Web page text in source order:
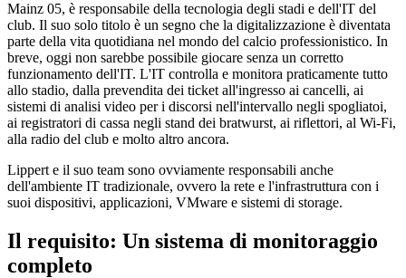
Mainz 05, è responsabile della tecnologia degli stadi e dell'IT del
club. Il suo solo titolo è un segno che la digitalizzazione è diventata
parte della vita quotidiana nel mondo del calcio professionistico. In
breve, oggi non sarebbe possibile giocare senza un corretto
funzionamento dell'IT. L'IT controlla e monitora praticamente tutto
allo stadio, dalla prevendita dei ticket all'ingresso ai cancelli, ai
sistemi di analisi video per i discorsi nell'intervallo negli spogliatoi,
ai registratori di cassa negli stand dei bratwurst, ai riflettori, al Wi-Fi,
alla radio del club e molto altro ancora.
Lippert e il suo team sono ovviamente responsabili anche
dell'ambiente IT tradizionale, ovvero la rete e l'infrastruttura con i
suoi dispositivi, applicazioni, VMware e sistemi di storage.
Il requisito: Un sistema di monitoraggio
completo